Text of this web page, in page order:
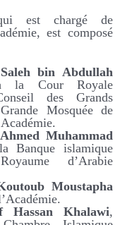
est chargé de
est composé
bin Abdullah
la Cour Royale
des Grands
Mosquée de
Muhammad
Banque islamique
d’Arabie
Moustapha
Hassan Khalawi